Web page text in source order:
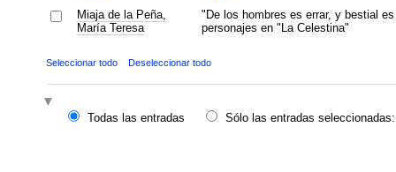
Miaja de la Peña,
María Teresa
"De los hombres es errar, y bestial
personajes en "La Celestina"
Seleccionar todo Deseleccionar todo
Todas las entradas
Sólo las entradas seleccionadas: